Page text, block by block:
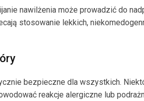
nawilżenia może prowadzić do
stosowanie lekkich,
bezpieczne dla wszystkich.
reakcje alergiczne lub